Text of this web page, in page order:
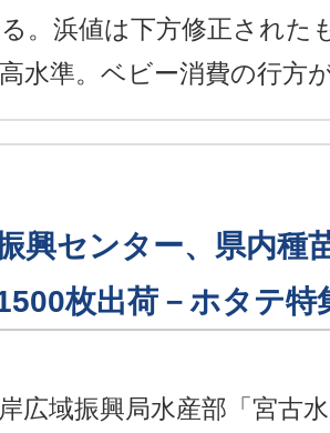
。浜値は下方修正された
水準。ベビー消費の行方
興センター、県内種
枚出荷－ホタテ特
広域振興局水産部「宮古